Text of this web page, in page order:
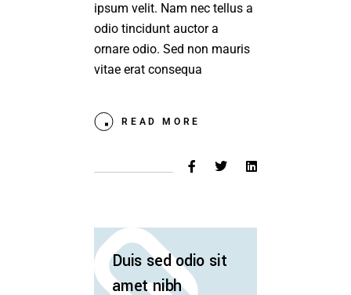
ipsum velit. Nam nec tellus a
odio tincidunt auctor a
ornare odio. Sed non mauris
vitae erat consequa
READ MORE
Duis sed odio sit
amet nibh